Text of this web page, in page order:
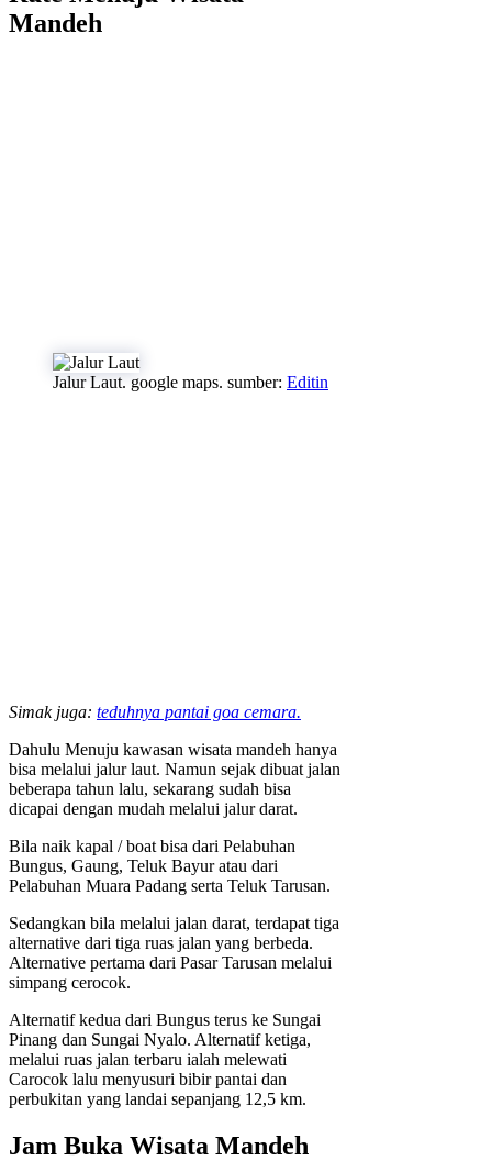
Mandeh
Jalur Laut. google maps. sumber: Editin
Simak juga: teduhnya pantai goa cemara.
Dahulu Menuju kawasan wisata mandeh hanya
bisa melalui jalur laut. Namun sejak dibuat jalan
beberapa tahun lalu, sekarang sudah bisa
dicapai dengan mudah melalui jalur darat.
Bila naik kapal / boat bisa dari Pelabuhan
Bungus, Gaung, Teluk Bayur atau dari
Pelabuhan Muara Padang serta Teluk Tarusan.
Sedangkan bila melalui jalan darat, terdapat tiga
alternative dari tiga ruas jalan yang berbeda.
Alternative pertama dari Pasar Tarusan melalui
simpang cerocok.
Alternatif kedua dari Bungus terus ke Sungai
Pinang dan Sungai Nyalo. Alternatif ketiga,
melalui ruas jalan terbaru ialah melewati
Carocok lalu menyusuri bibir pantai dan
perbukitan yang landai sepanjang 12,5 km.
Jam Buka Wisata Mandeh